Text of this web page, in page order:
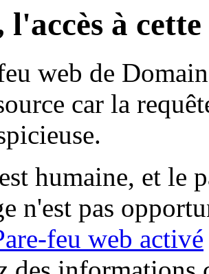
l'accès à
web de
car la
humaine, et le
n'est pas
feu web activé